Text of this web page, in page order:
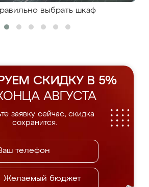
выбрать шкаф
СКИДКУ В 5%
АВГУСТА
заявку сейчас, скидка
сохранится.
Желаемый бюджет